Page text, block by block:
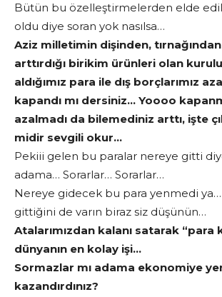
Bütün bu özelleştirmelerden elde
oldu diye soran yok nasılsa…
Aziz milletimin dişinden,
arttırdığı birikim ürünleri olan
aldığımız para ile dış borçlarımız
kapandı mı dersiniz… Yoooo
azalmadı da bilemediniz arttı, işte
midir sevgili okur…
Pekiii gelen bu paralar nereye gitti
adama… Sorarlar… Sorarlar…
Nereye gidecek bu para yenmedi
gittiğini de varın biraz siz düşünün…
Atalarımızdan kalanı satarak “para
dünyanın en kolay işi…
Sormazlar mı adama ekonomiye
kazandırdınız?